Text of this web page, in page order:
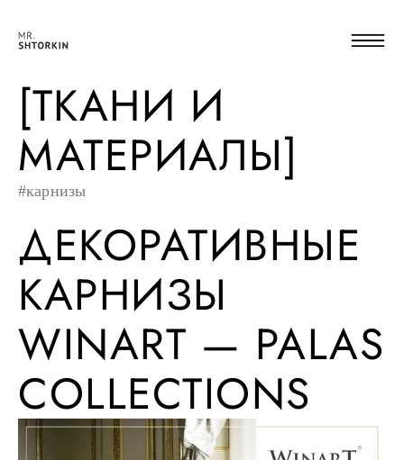
[ТКАНИ И
МАТЕРИАЛЫ]
#карнизы
ДЕКОРАТИВНЫЕ
КАРНИЗЫ
WINART — PALAS
COLLECTIONS